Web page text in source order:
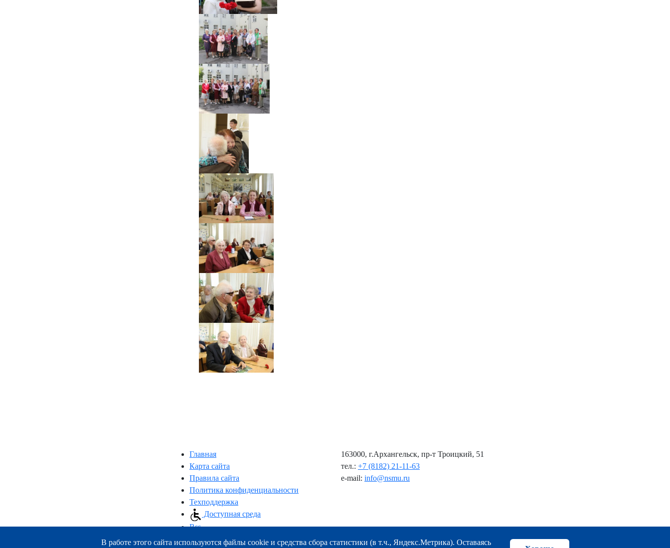
Главная
Карта сайта
Правила сайта
Политика конфиденциальности
Техподдержка
Доступная среда
Rss
163000, г.Архангельск, пр-т Троицкий, 51
тел.: +7 (8182) 21-11-63
e-mail: info@nsmu.ru
В работе этого сайта используются файлы cookie и средства сбора статистики (в т.ч., Яндекс.Метрика). Оставаясь